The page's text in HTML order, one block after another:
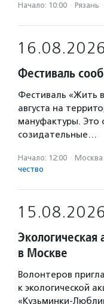
Начало: 10:00 · Рязань ·
16.08.2026
Фестиваль
Фестиваль «Жить
августа на
мануфактуры. Это
созидательные…
Начало: 12:00 · Москва
чест­во
15.08.2026
Экологическая
в Москве
Волонтеров
к экологической
«Кузьминки-